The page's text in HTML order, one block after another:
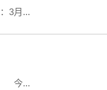
3月...
今...